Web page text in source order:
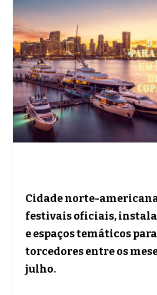
Cidade norte-
festivais oficiais,
e espaços temáticos
torcedores entre os
julho.